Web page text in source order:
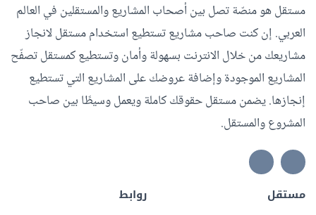
مستقل هو منصّة تصل بين أصحاب المشاريع والمستقلين في العالم
العربي. إن كنت صاحب مشاريع تستطيع استخدام مستقل لانجاز
مشاريعك من خلال الانترنت بسهولة وأمان وتستطيع كمستقل تصفّح
المشاريع الموجودة وإضافة عروضك على المشاريع التي تستطيع
إنجازها. يضمن مستقل حقوقك كاملة ويعمل وسيطًا بين صاحب
المشروع والمستقل.
مستقل روابط